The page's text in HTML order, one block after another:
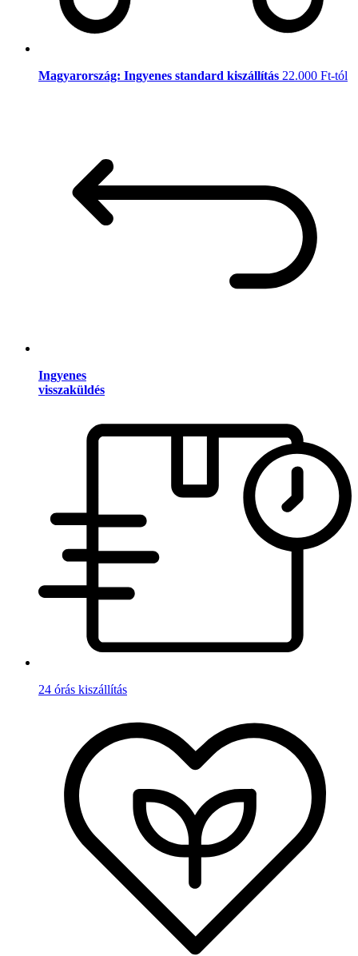
Magyarország: Ingyenes standard kiszállítás 22.000 Ft-tól
Ingyenes
visszaküldés
24 órás kiszállítás